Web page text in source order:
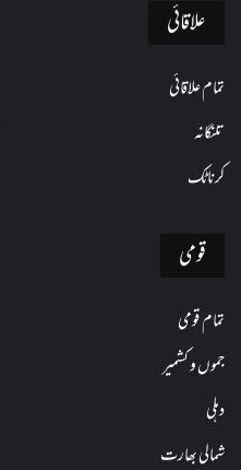
علاقائی
تمام علاقائی
تلنگانہ
کرناٹک
قومی
تمام قومی
جموں و کشمیر
دہلی
شمالی بھارت